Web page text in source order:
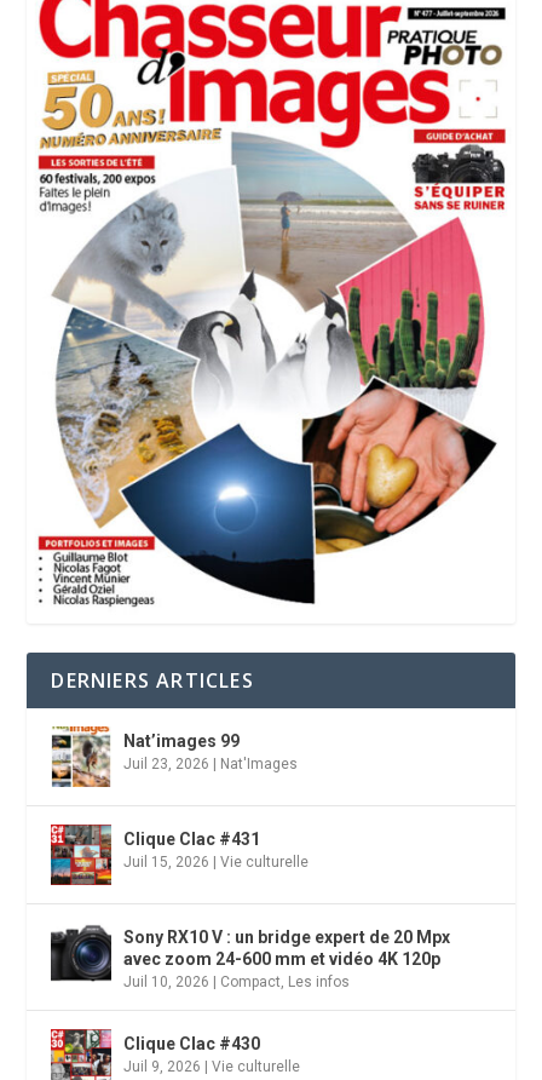
DERNIERS ARTICLES
Nat’images 99
Juil 23, 2026 Nat'Images
Clique Clac #431
Juil 15, 2026 |Vie culturelle
Sony RX10 V : un bridge expert de 20 Mpx
avec zoom 24-600 mm et vidéo 4K 120p
Juil 10, 2026 Compact, Les infos
Clique Clac #430
Juil 9, 2026 |Vie culturelle